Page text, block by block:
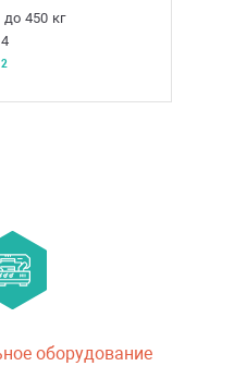
до 450 кг
4
2
оборудование